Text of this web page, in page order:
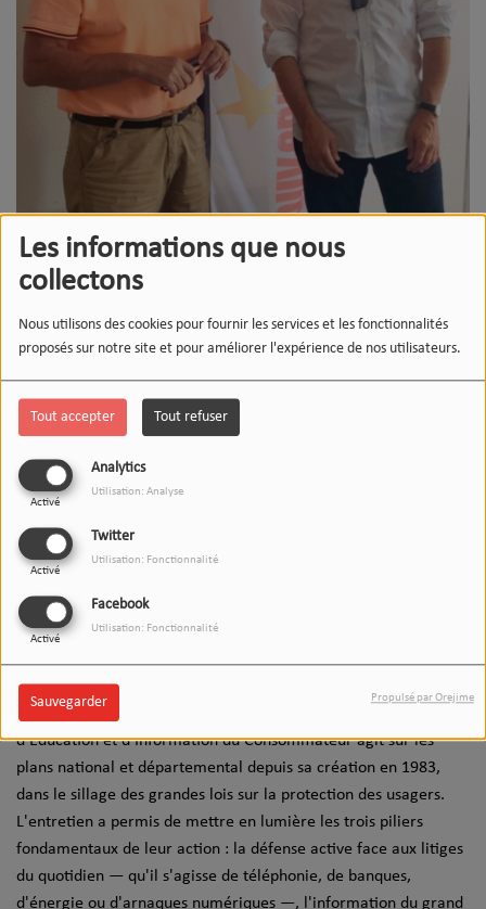
Les informations que nous
collectons
Nous utilisons des cookies pour fournir les services et les fonctionnalités
proposés sur notre site et pour améliorer l'expérience de nos utilisateurs.
Tout accepter Tout refuser
Analytics
Activé
Utilisation: Analyse
Twitter
Activé
Utilisation: Fonctionnalité
Facebook
Activé
Utilisation: Fonctionnalité
Sauvegarder Propulsé par Orejime
27 MAI 2026
Écouter le podcast
L’invité(e) du 12-13 recevait aujourd’hui Patrice Bedouret,
la structure.Portée par des valeurs fortes d'indépendance,
d'engagement et de laïcité, l’Association de Défense,
d'Éducation et d'Information du Consommateur agit sur les
plans national et départemental depuis sa création en 1983,
dans le sillage des grandes lois sur la protection des usagers.
L'entretien a permis de mettre en lumière les trois piliers
fondamentaux de leur action : la défense active face aux litiges
du quotidien — qu'il s'agisse de téléphonie, de banques,
d'énergie ou d'arnaques numériques —, l'information du grand